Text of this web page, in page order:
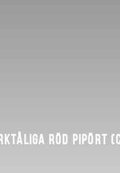
röd pipört